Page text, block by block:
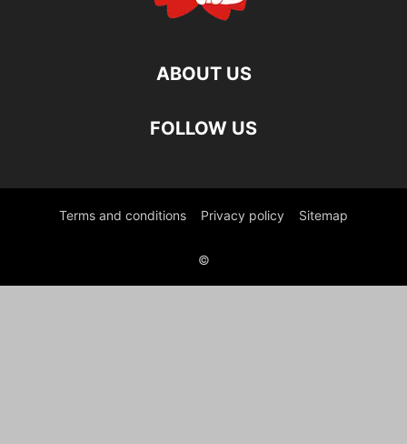
ABOUT US
FOLLOW US
Terms and conditions Privacy policy Sitemap
©